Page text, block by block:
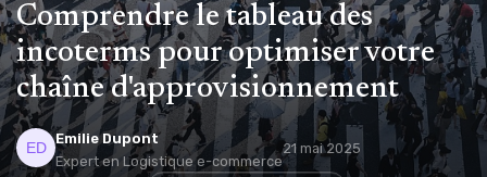
Comprendre le tableau des
incoterms pour optimiser votre
chaîne d'approvisionnement
Emilie Dupont
Expert en Logistique e-commerce
21 mai 2025